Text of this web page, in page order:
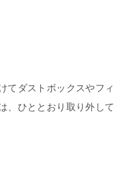
てダストボックスやフィ
、ひととおり取り外して